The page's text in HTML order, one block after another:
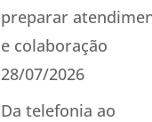
preparar
e colaboração
28/07/2026
Da telefonia ao